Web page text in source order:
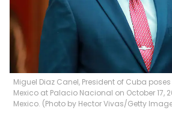
Miguel Diaz Canel, President of Cuba
Mexico at Palacio Nacional on October 17,
Mexico. (Photo by Hector Vivas/Getty